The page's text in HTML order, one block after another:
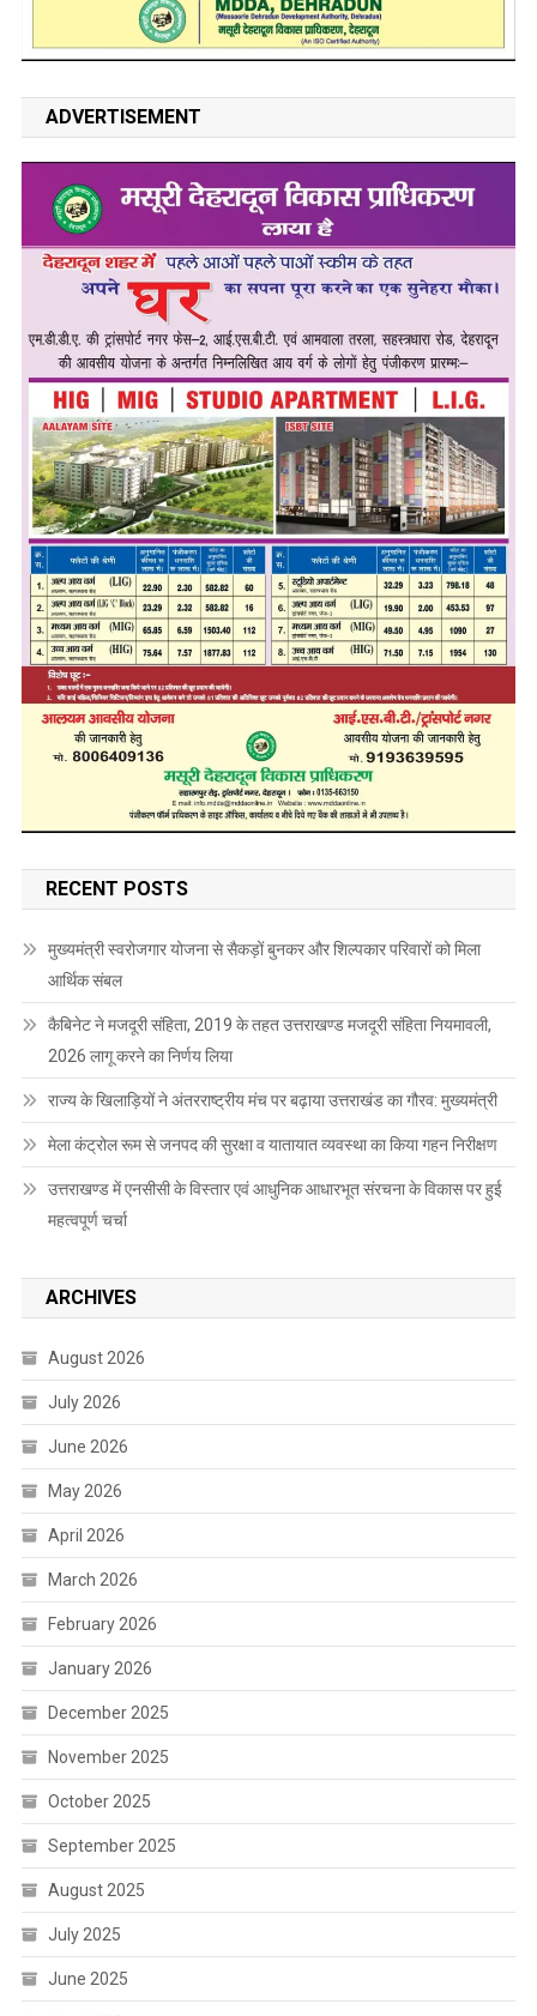
ADVERTISEMENT
RECENT POSTS
मुख्यमंत्री स्वरोजगार योजना से सैकड़ों बुनकर और शिल्पकार परिवारों को मिला
आर्थिक संबल
कैबिनेट ने मजदूरी संहिता, 2019 के तहत उत्तराखण्ड मजदूरी संहिता नियमावली,
2026 लागू करने का निर्णय लिया
राज्य के खिलाड़ियों ने अंतरराष्ट्रीय मंच पर बढ़ाया उत्तराखंड का गौरव: मुख्यमंत्री
मेला कंट्रोल रूम से जनपद की सुरक्षा व यातायात व्यवस्था का किया गहन निरीक्षण
उत्तराखण्ड में एनसीसी के विस्तार एवं आधुनिक आधारभूत संरचना के विकास पर हुई
महत्वपूर्ण चर्चा
ARCHIVES
August 2026
July 2026
June 2026
May 2026
April 2026
March 2026
February 2026
January 2026
December 2025
November 2025
October 2025
September 2025
August 2025
July 2025
June 2025